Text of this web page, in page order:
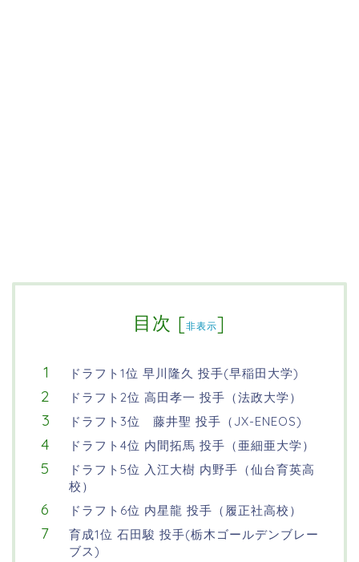
目次 [非表示]
ドラフト1位 早川隆久 投手(早稲田大学)
ドラフト2位 高田孝一 投手（法政大学）
ドラフト3位 藤井聖 投手（JX-ENEOS)
ドラフト4位 内間拓馬 投手（亜細亜大学）
ドラフト5位 入江大樹 内野手（仙台育英高
校）
ドラフト6位 内星龍 投手（履正社高校）
育成1位 石田駿 投手(栃木ゴールデンブレー
ブス)